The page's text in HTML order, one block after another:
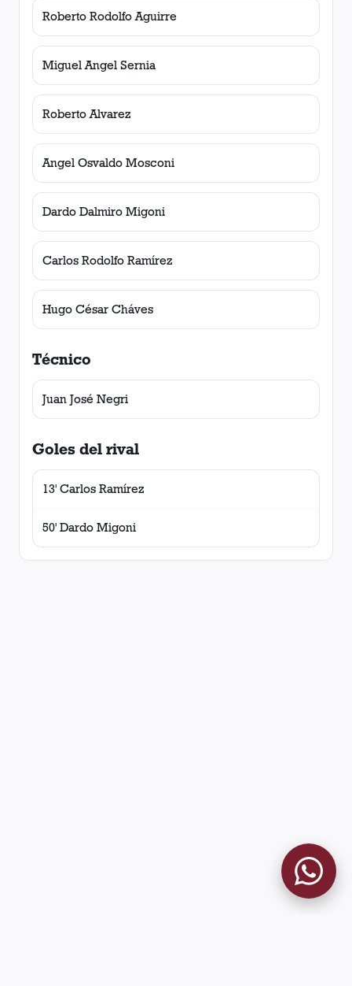
Roberto Rodolfo Aguirre
Miguel Angel Sernia
Roberto Alvarez
Angel Osvaldo Mosconi
Dardo Dalmiro Migoni
Carlos Rodolfo Ramírez
Hugo César Cháves
Técnico
Juan José Negri
Goles del rival
13' Carlos Ramírez
50' Dardo Migoni